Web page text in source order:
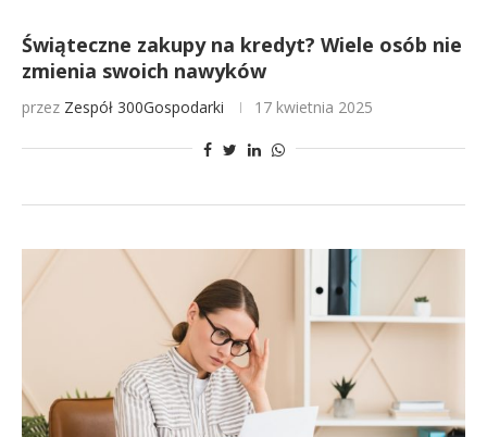
Świąteczne zakupy na kredyt? Wiele osób nie
zmienia swoich nawyków
przez Zespół 300Gospodarki 17 kwietnia 2025